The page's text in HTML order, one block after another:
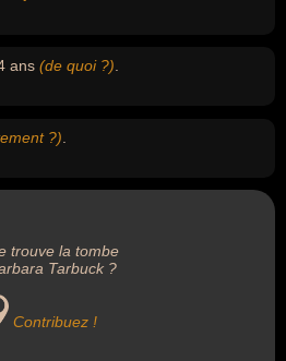
ans (de quoi ?)
?)
trouve la tombe
Tarbuck ?
Contribuez !